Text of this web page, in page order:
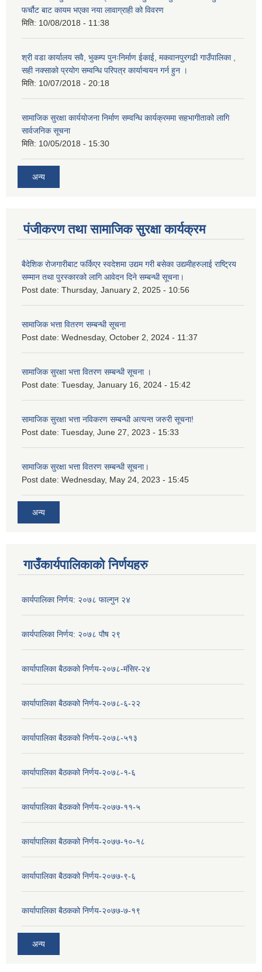
फर्चौट बाट कायम भएका नया लावाग्राही को विवरण
मिति: 10/08/2018 - 11:38
श्री वडा कार्यालय सवै, भुकम्प पुनःनिर्माण ईकाई, मकवानपुरगढी गाउँपालिका ,
सही नक्साको प्रयोग सम्वन्धि परिपत्र कार्यान्वयन गर्न हुन ।
मिति: 10/07/2018 - 20:18
सामाजिक सुरक्षा कार्ययोजना निर्माण सम्वन्धि कार्यक्रममा सहभागीताको लागि
सार्वजनिक सूचना
मिति: 10/05/2018 - 15:30
अन्य
पंजीकरण तथा सामाजिक सुरक्षा कार्यक्रम
बैदेशिक रोजगारीबाट फर्किएर स्वदेशमा उद्यम गरी बसेका उद्यमीहरुलाई राष्‍ट्रिय
सम्मान तथा पुरस्कारको लागि आवेदन दिने सम्बन्धी सूचना।
Post date: Thursday, January 2, 2025 - 10:56
सामाजिक भत्ता वितरण सम्बन्धी सूचना
Post date: Wednesday, October 2, 2024 - 11:37
सामाजिक सुरक्षा भत्ता वितरण सम्बन्धी सूचना ।
Post date: Tuesday, January 16, 2024 - 15:42
सामाजिक सुरक्षा भत्ता नविकरण सम्बन्धी अत्यन्त जरुरी सूचना!
Post date: Tuesday, June 27, 2023 - 15:33
सामाजिक सुरक्षा भत्ता वितरण सम्बन्धी सूचना।
Post date: Wednesday, May 24, 2023 - 15:45
अन्य
गाउँकार्यपालिकाको निर्णयहरु
कार्यपालिका निर्णय: २०७८ फाल्गुन २४
कार्यपालिका निर्णय: २०७८ पौष २९
कार्यापालिका बैठकको निर्णय-२०७८-मंसिर-२४
कार्यापालिका बैठकको निर्णय-२०७८-६-२२
कार्यापालिका बैठकको निर्णय-२०७८-५१३
कार्यापालिका बैठकको निर्णय-२०७८-१-६
कार्यापालिका बैठकको निर्णय-२०७७-११-५
कार्यापालिका बैठकको निर्णय-२०७७-१०-१८
कार्यापालिका बैठकको निर्णय-२०७७-९-६
कार्यापालिका बैठकको निर्णय-२०७७-७-१९
अन्य